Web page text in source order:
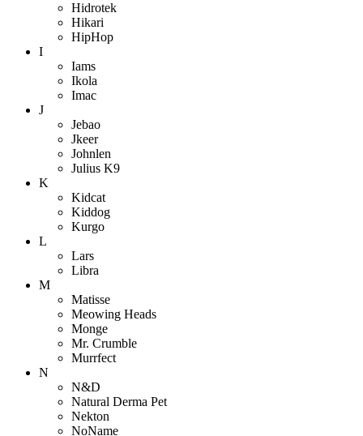
Hidrotek
Hikari
HipHop
I
Iams
Ikola
Imac
J
Jebao
Jkeer
Johnlen
Julius K9
K
Kidcat
Kiddog
Kurgo
L
Lars
Libra
M
Matisse
Meowing Heads
Monge
Mr. Crumble
Murrfect
N
N&D
Natural Derma Pet
Nekton
NoName